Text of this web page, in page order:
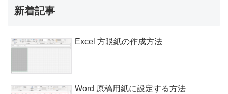
新着記事
Excel 方眼紙の作成方法
Word 原稿用紙に設定する方法